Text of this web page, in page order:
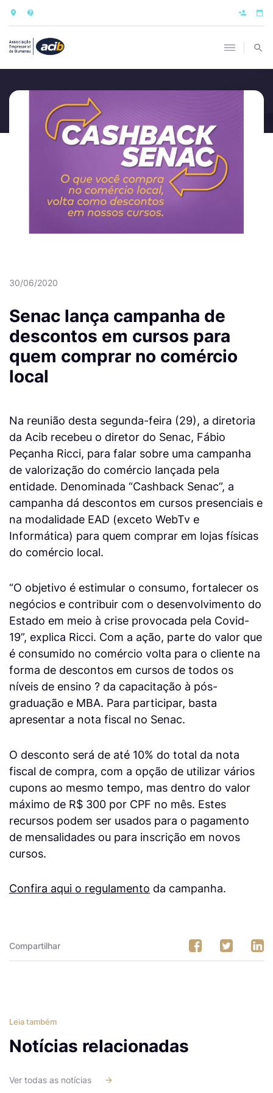
30/06/2020
Senac lança campanha de
descontos em cursos para
quem comprar no comércio
local
Na reunião desta segunda-feira (29), a diretoria
da Acib recebeu o diretor do Senac, Fábio
Peçanha Ricci, para falar sobre uma campanha
de valorização do comércio lançada pela
entidade. Denominada “Cashback Senac”, a
campanha dá descontos em cursos presenciais e
na modalidade EAD (exceto WebTv e
Informática) para quem comprar em lojas físicas
do comércio local.
“O objetivo é estimular o consumo, fortalecer os
negócios e contribuir com o desenvolvimento do
Estado em meio à crise provocada pela Covid-
19”, explica Ricci. Com a ação, parte do valor que
é consumido no comércio volta para o cliente na
forma de descontos em cursos de todos os
níveis de ensino ? da capacitação à pós-
graduação e MBA. Para participar, basta
apresentar a nota fiscal no Senac.
O desconto será de até 10% do total da nota
fiscal de compra, com a opção de utilizar vários
cupons ao mesmo tempo, mas dentro do valor
máximo de R$ 300 por CPF no mês. Estes
recursos podem ser usados para o pagamento
de mensalidades ou para inscrição em novos
cursos.
Confira aqui o regulamento da campanha.
Compartilhar
Leia também
Notícias relacionadas
Ver todas as notícias